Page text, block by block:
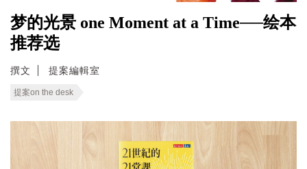
梦的光景 one Moment at a Time──绘本
推荐选
撰文 提案編輯室
提案on the desk